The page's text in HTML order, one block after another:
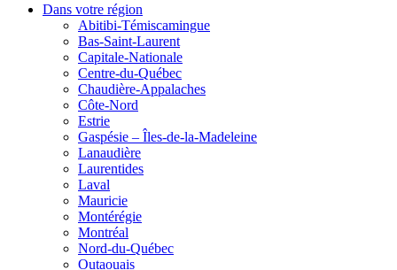
Dans votre région
Abitibi-Témiscamingue
Bas-Saint-Laurent
Capitale-Nationale
Centre-du-Québec
Chaudière-Appalaches
Côte-Nord
Estrie
Gaspésie – Îles-de-la-Madeleine
Lanaudière
Laurentides
Laval
Mauricie
Montérégie
Montréal
Nord-du-Québec
Outaouais